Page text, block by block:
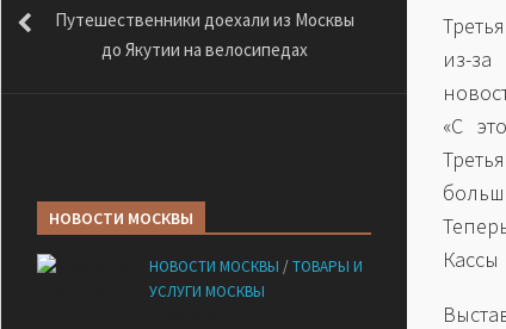
из-
«С
Кассы
Путешественники доехали из Москвы
до Якутии на велосипедах
НОВОСТИ МОСКВЫ
НОВОСТИ МОСКВЫ /ТОВАРЫ И
УСЛУГИ МОСКВЫ